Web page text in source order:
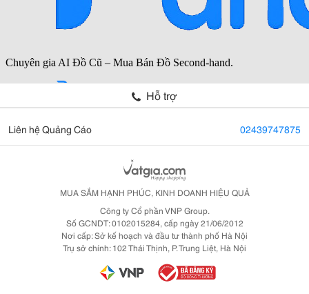
Hỗ trợ
Liên hệ Quảng Cáo 02439747875
MUA SẮM HẠNH PHÚC, KINH DOANH HIỆU QUẢ
Công ty Cổ phần VNP Group.
Số GCNDT: 0102015284, cấp ngày 21/06/2012
Nơi cấp: Sở kế hoạch và đầu tư thành phố Hà Nội
Trụ sở chính: 102 Thái Thịnh, P. Trung Liệt, Hà Nội